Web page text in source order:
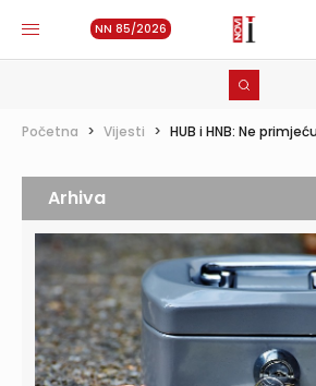
NN 85/2026
Početna > Vijesti > HUB i HNB: Ne
Arhiva